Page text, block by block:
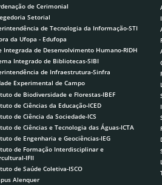
de Cerimonial
Setorial
de Tecnologia da Informação-STI
da Ufopa - Edufopa
Integrada de Desenvolvimento Humano-RIDH
Integrado de Bibliotecas-SIBI
de Infraestrutura-Sinfra
Experimental de Campo
de Biodiversidade e Florestas-IBEF
de Ciências da Educação-ICED
de Ciência da Sociedade-ICS
de Ciências e Tecnologia das Águas-ICTA
de Engenharia e Geociências-IEG
de Formação Interdisciplinar e
IFII
de Saúde Coletiva-ISCO
Alenquer